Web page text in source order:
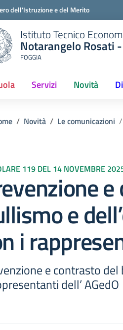
dell'Istruzione e del Merito
Istituto Tecnico
Notarangelo Rosati
FOGGIA
Servizi Novità
(current)
Novità Le comunicazioni
119 DEL 14 NOVEMBRE
e
i
e contrasto
dell’ AGedO